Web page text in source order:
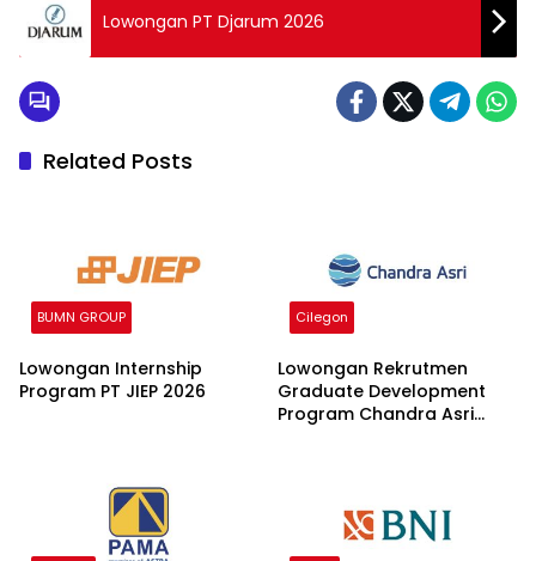
Lowongan PT Djarum 2026
Related Posts
BUMN GROUP
Lowongan Internship
Program PT JIEP 2026
Cilegon
Lowongan Rekrutmen
Graduate Development
Program Chandra Asri